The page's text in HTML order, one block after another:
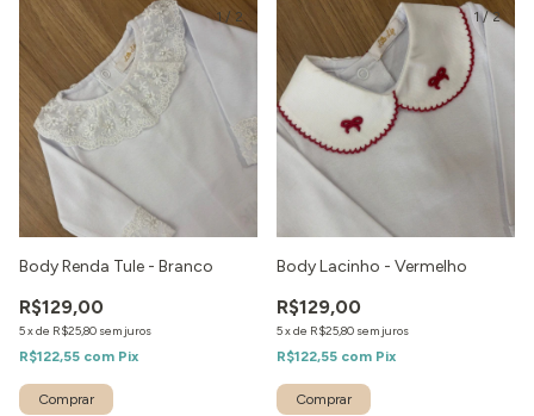
1 / 2
Body Renda Tule - Branco
R$129,00
5xde R$25,80 sem juros
R$122,55 com Pix
1/2
Body Lacinho - Vermelho
R$129,00
5xde R$25,80 sem juros
R$122,55 com Pix